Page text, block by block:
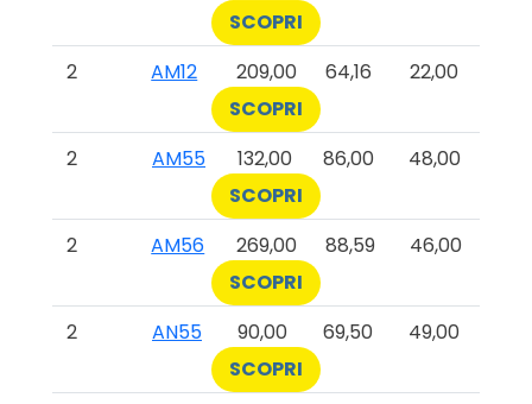
SCOPRI
2
AM12 209,00 64,16
22,00
SCOPRI
2
AM55 132,00 86,00
48,00
SCOPRI
2
AM56 269,00 88,59
46,00
SCOPRI
2
AN55 90,00 69,50
49,00
SCOPRI